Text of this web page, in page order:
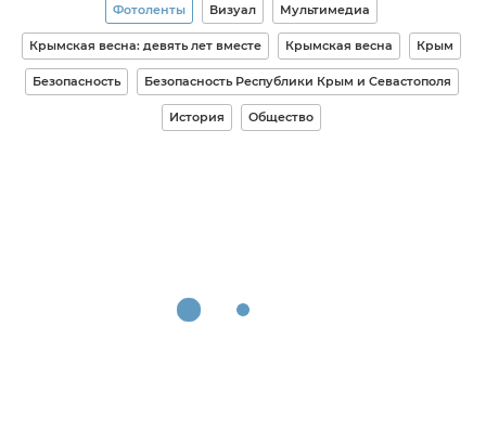
Фотоленты Визуал Мультимедиа
Крымская весна: девять лет вместе Крымская весна Крым
Безопасность Безопасность Республики Крым и Севастополя
История Общество